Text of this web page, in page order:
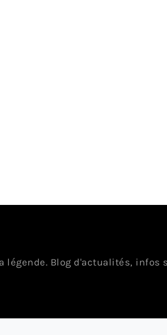
légende. Blog d'actualités,